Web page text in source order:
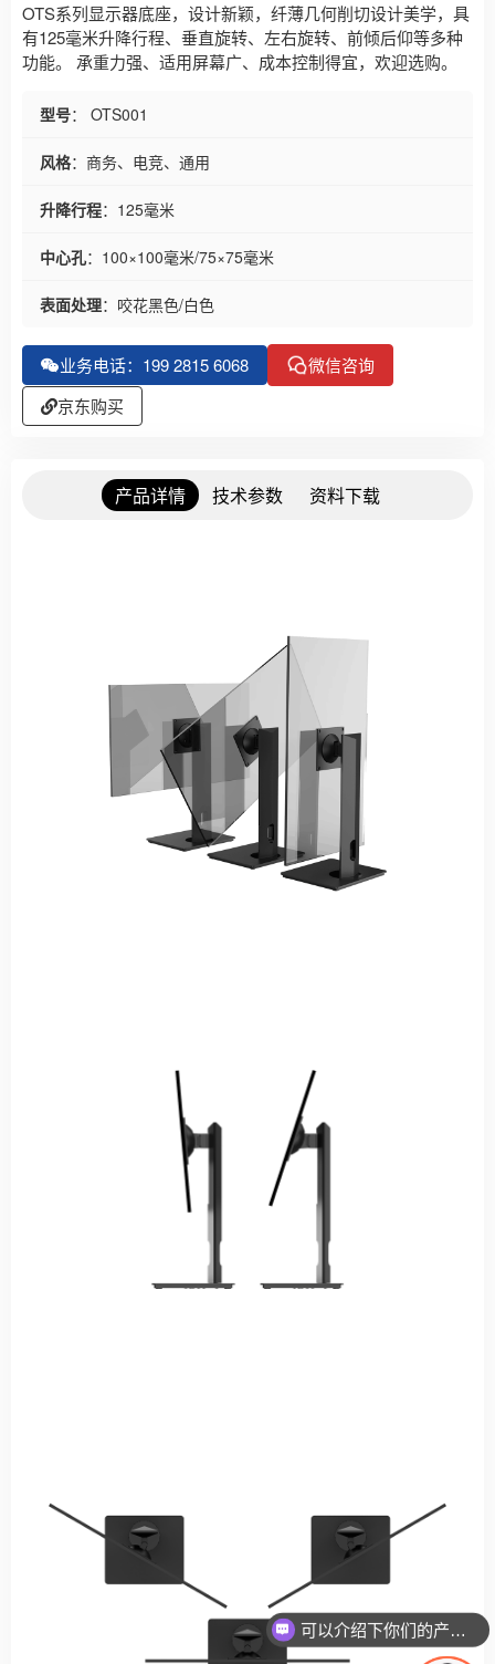
OTS系列显示器底座，设计新颖，纤薄几何削切设计美学，具
有125毫米升降行程、垂直旋转、左右旋转、前倾后仰等多种
功能。 承重力强、适用屏幕广、成本控制得宜，欢迎选购。
型号： OTS001
风格：商务、电竞、通用
升降行程：125毫米
中心孔：100×100毫米/75×75毫米
表面处理：咬花黑色/白色
业务电话：199 2815 6068
微信咨询
京东购买
产品详情 技术参数 资料下载